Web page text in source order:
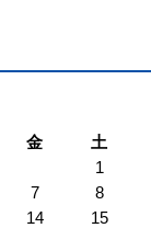
金
土
1
7
8
14
15